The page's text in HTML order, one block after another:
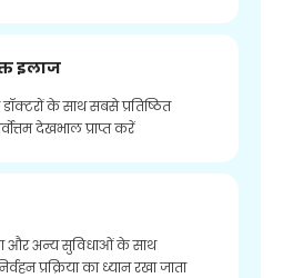
इलाज
के साथ सबसे प्रतिष्ठित
देखभाल प्राप्त करें
और अन्य सुविधाओं के साथ
प्रक्रिया का ध्यान रखा जाता